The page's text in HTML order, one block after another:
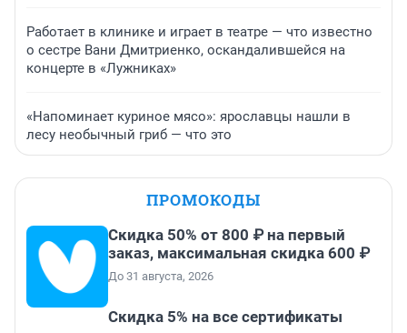
Работает в клинике и играет в театре — что известно
о сестре Вани Дмитриенко, оскандалившейся на
концерте в «Лужниках»
«Напоминает куриное мясо»: ярославцы нашли в
лесу необычный гриб — что это
ПРОМОКОДЫ
Скидка 50% от 800 ₽ на первый
заказ, максимальная скидка 600 ₽
До 31 августа, 2026
Скидка 5% на все сертификаты